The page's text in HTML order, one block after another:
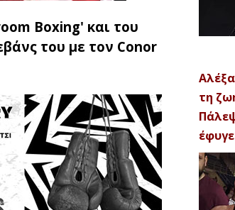
Boxing' και του
του με τον Conor
τη